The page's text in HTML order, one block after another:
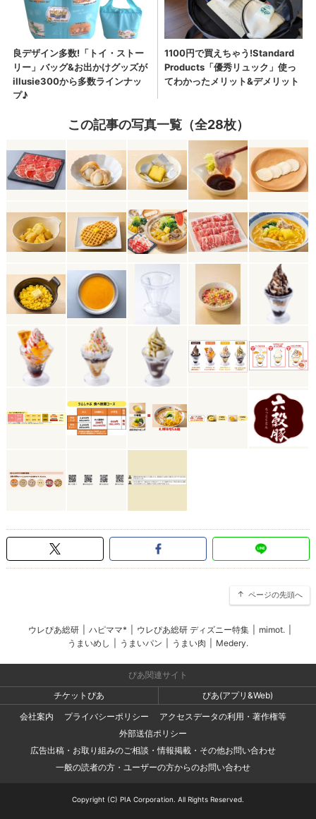
この記事の写真一覧（全28枚）
ページの先頭へ
ウレぴあ総研 ハピママ* ウレぴあ総研 ディズニー特集 mimot.
うまいめし
うまいパン うまい肉 Medery.
ぴあ関連サイト
チケットぴあ
ぴあ(アプリ&Web)
会社案内
プライバシーポリシー
アクセスデータの利用・著作権等
外部送信ポリシー
広告出稿・お取り組みのご相談・情報掲載・その他お問い合わせ
一般の読者の方・ユーザーの方からのお問い合わせ
Copyright (C) PIA Corporation. All Rights Reserved.